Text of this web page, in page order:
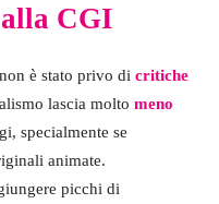
CGI
è stato privo di critiche
lascia molto meno
specialmente se
animate.
picchi di